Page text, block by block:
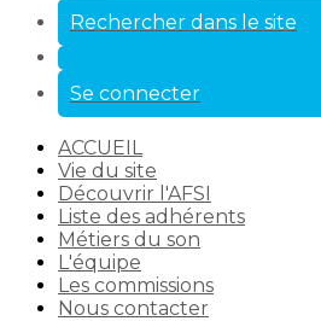
Rechercher dans le site
Se connecter
ACCUEIL
Vie du site
Découvrir l'AFSI
Liste des adhérents
Métiers du son
L'équipe
Les commissions
Nous contacter